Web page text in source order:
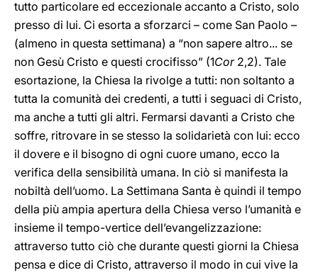
tutto particolare ed eccezionale accanto a Cristo, solo
presso di lui. Ci esorta a sforzarci – come San Paolo –
(almeno in questa settimana) a “non sapere altro... se
non Gesù Cristo e questi crocifisso” (1Cor2,2). Tale
esortazione, la Chiesa la rivolge a tutti: non soltanto a
tutta la comunità dei credenti, a tutti i seguaci di Cristo,
ma anche a tutti gli altri. Fermarsi davanti a Cristo che
soffre, ritrovare in se stesso la solidarietà con lui: ecco
il dovere e il bisogno di ogni cuore umano, ecco la
verifica della sensibilità umana. In ciò si manifesta la
nobiltà dell’uomo. La Settimana Santa è quindi il tempo
della più ampia apertura della Chiesa verso l’umanità e
insieme il tempo-vertice dell’evangelizzazione:
attraverso tutto ciò che durante questi giorni la Chiesa
pensa e dice di Cristo, attraverso il modo in cui vive la